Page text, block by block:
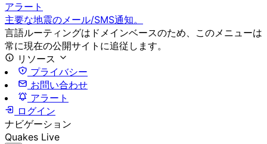
アラート
主要な地震のメール/SMS通知。
言語ルーティングはドメインベースのため、このメニューは
常に現在の公開サイトに追従します。
リソース
プライバシー
お問い合わせ
アラート
ログイン
ナビゲーション
Quakes Live